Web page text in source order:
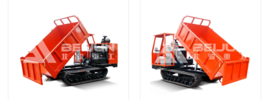
Contatti
Prodotti